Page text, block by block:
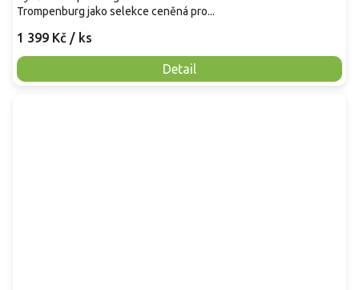
1 399 Kč / ks
Detail
Trompenburg jako selekce ceněná pro...